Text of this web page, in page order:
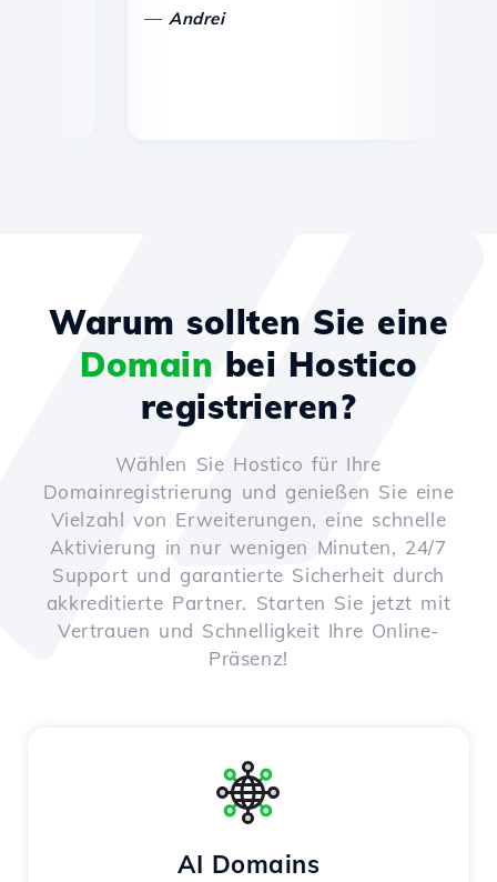
Andrei
Warum sollten Sie eine
Domain bei Hostico
registrieren?
Wählen Sie Hostico für Ihre
Domainregistrierung und genießen Sie eine
Vielzahl von Erweiterungen, eine schnelle
Aktivierung in nur wenigen Minuten, 24/7
Support und garantierte Sicherheit durch
akkreditierte Partner. Starten Sie jetzt mit
Vertrauen und Schnelligkeit Ihre Online-
Präsenz!
AI Domains